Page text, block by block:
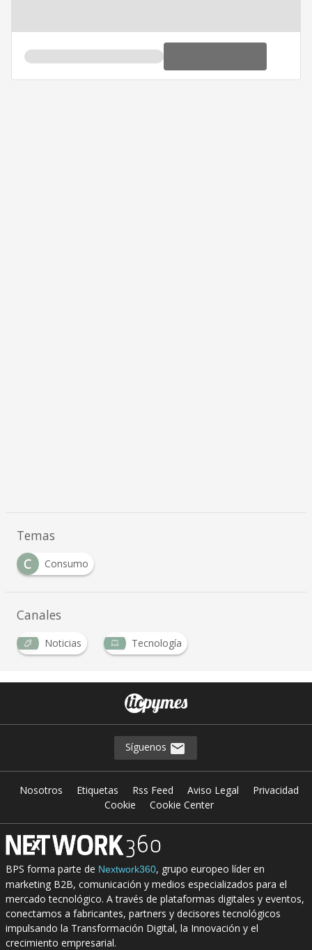
Temas
C
Consumo
Canales
Noticias Tecnología
Síguenos
Nosotros Etiquetas Rss Feed Aviso Legal
Privacidad
Cookie
Cookie Center
BPS forma parte de Nextwork360, grupo europeo líder en
marketing B2B, comunicación y medios especializados para el
mercado tecnológico. A través de plataformas digitales y eventos,
conectamos a fabricantes, partners y decisores tecnológicos
impulsando la Transformación Digital, la Innovación y el
crecimiento empresarial.